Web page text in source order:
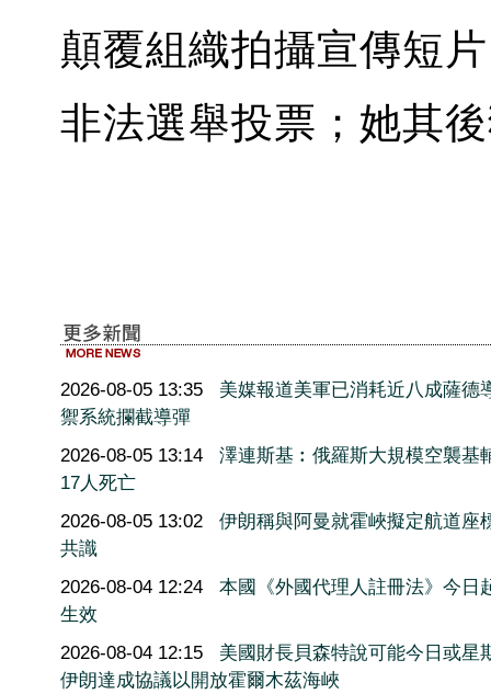
顛覆組織拍攝宣傳短
非法選舉投票；她其
2026-08-05 13:35
美媒報道美軍已消耗近八成薩德
禦系統攔截導彈
2026-08-05 13:14
澤連斯基︰俄羅斯大規模空襲基
17人死亡
2026-08-05 13:02
伊朗稱與阿曼就霍峽擬定航道座
共識
2026-08-04 12:24
本國《外國代理人註冊法》今日
生效
2026-08-04 12:15
美國財長貝森特說可能今日或星
伊朗達成協議以開放霍爾木茲海峽